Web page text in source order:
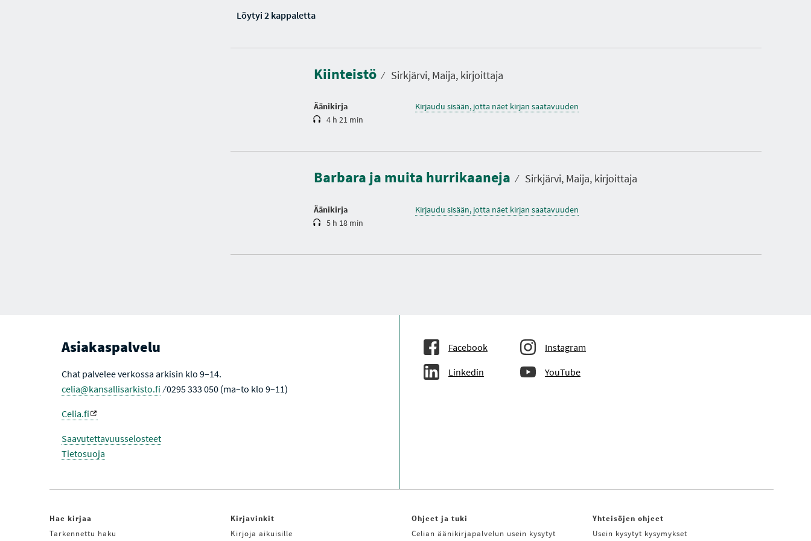
Löytyi 2 kappaletta
Kiinteistö ⁄ Sirkjärvi, Maija, kirjoittaja
Äänikirja
s
o
4 h 21 min
Kirjaudu sisään, jotta näet kirjan saatavuuden
Barbara ja muita hurrikaaneja ⁄ Sirkjärvi, Maija, kirjoittaja
Äänikirja
s
o
5 h 18 min
Kirjaudu sisään, jotta näet kirjan saatavuuden
Asiakaspalvelu
Chat palvelee verkossa arkisin klo 9–14.
celia@kansallisarkisto.fi ⁄ 0295 333 050 (ma–to klo 9–11)
Celia.fi
Saavutettavuusselosteet
Tietosuoja
Facebook Instagram
Linkedin YouTube
Hae kirjaa
Tarkennettu haku
Kirjavinkit
Kirjoja aikuisille
Ohjeet ja tuki
Celian äänikirjapalvelun usein kysytyt
Yhteisöjen ohjeet
Usein kysytyt kysymykset